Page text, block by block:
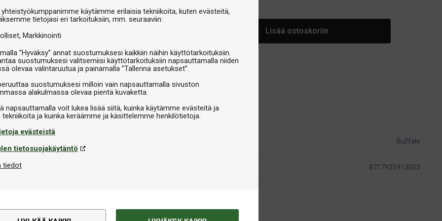
yhteistyökumppanimme käytämme erilaisia tekniikoita, kuten evästeitä,
tietojasi eri tarkoituksiin, mm. seuraaviin:
Markkinointi
”Hyväksy” annat suostumuksesi kaikkiin näihin käyttötarkoituksiin.
suostumuksesi valitsemiisi käyttötarkoituksiin napsauttamalla niiden
olevaa valintaruutua ja painamalla ”Tallenna asetukset”.
suostumuksesi milloin vain napsauttamalla sivuston
alakulmassa olevaa pientä kuvaketta.
napsauttamalla voit lukea lisää siitä, kuinka käytämme evästeitä ja
evästeistä
tietosuojakäytäntö
tiedot
Lisää ostoskoriin
on perinteinen
varjostimen ansiosta Trilux IV
maksimaaliseen
valonheijastuksen.
tuuman (78,7 cm)
ja RoHS-hyväksyttyjä.
Tekninen informaatio
Buffalo
8717931913003